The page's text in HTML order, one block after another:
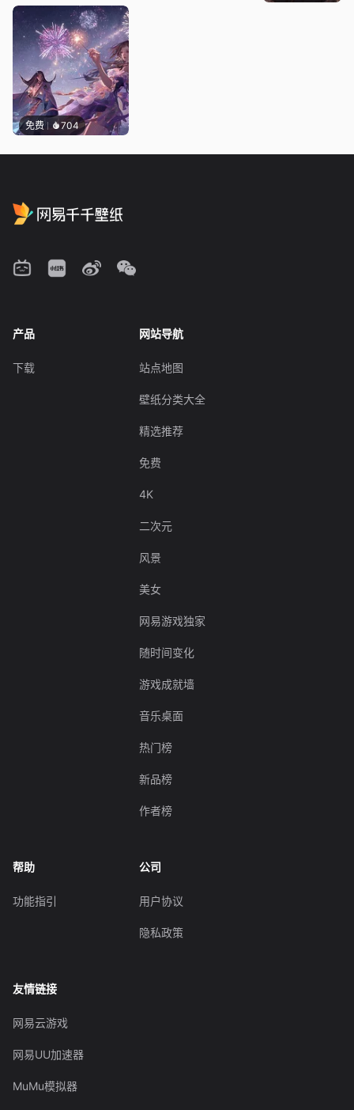
免费 704
产品
下载
网站导航
站点地图
壁纸分类大全
精选推荐
免费
4K
二次元
风景
美女
网易游戏独家
随时间变化
游戏成就墙
音乐桌面
热门榜
新品榜
作者榜
帮助
功能指引
公司
用户协议
隐私政策
友情链接
网易云游戏
网易UU加速器
MuMu模拟器